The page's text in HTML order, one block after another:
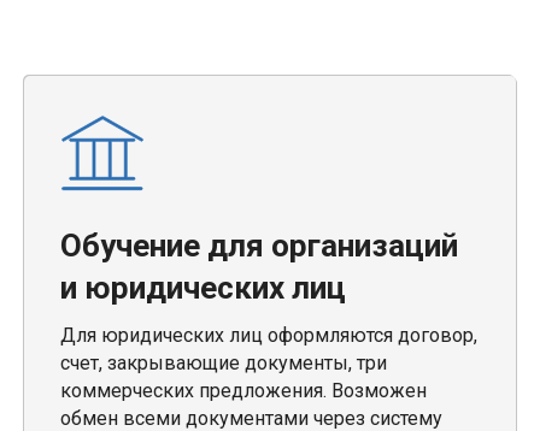
Обучение для организаций
и юридических лиц
Для юридических лиц оформляются договор,
счет, закрывающие документы, три
коммерческих предложения. Возможен
обмен всеми документами через систему